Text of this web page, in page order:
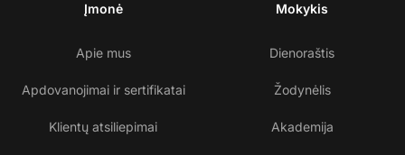
Įmonė
Apie mus
Apdovanojimai ir sertifikatai
Klientų atsiliepimai
Mokykis
Dienoraštis
Žodynėlis
Akademija